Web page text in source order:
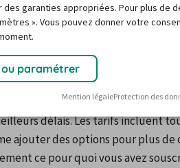
à vos désirs, le temps de
de louer une voiture de
à la journée pour avoir le temps
sans vous soucier du
en réservant en ligne ou
délais. Les tarifs incluent
ajouter des options pour plus de
ce pour quoi vous avez
garanties appropriées. Pour plus de
». Vous pouvez donner votre
ou paramétrer
Mention légaleProtection des